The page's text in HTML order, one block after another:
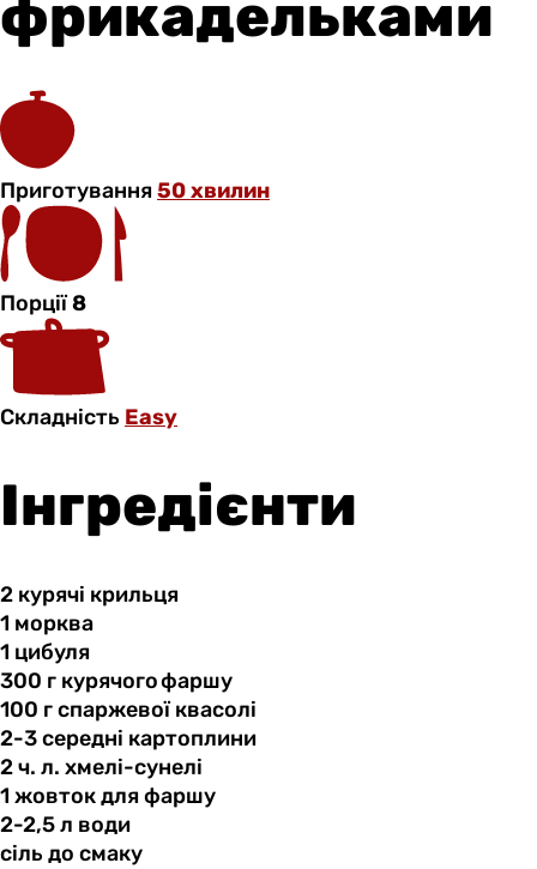
фрикадельками
Приготування50 хвилин
Порції8
Складність Easy
Інгредієнти
2 курячі крильця
1 морква
1 цибуля
300 г курячого фаршу
100 гспаржевоїквасолі
2-3 середні картоплини
2 ч. л. хмелі-сунелі
1 жовтокдляфаршу
2-2,5 л води
сіль до смаку